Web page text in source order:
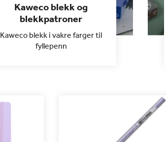
Kaweco blekk og
blekkpatroner
Kaweco blekk i vakre farger til
fyllepenn